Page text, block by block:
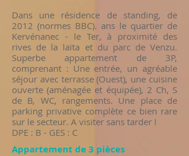
Dans une résidence de standing, de
2012 (normes BBC). ans le quartier de
Kervénanec - le Ter, à proximité des
rives de la laïta et du parc de Venzu.
Superbe appartement de 3P,
comprenant : Une entrée, un agréable
séjour avec terrasse (Ouest), une cuisine
ouverte (aménagée et équipée), 2 Ch, S
de B, WC, rangements. Une place de
parking privative complète ce bien rare
sur le secteur. A visiter sans tarder !
DPE : B - GES : C
Appartement de 3 pièces​